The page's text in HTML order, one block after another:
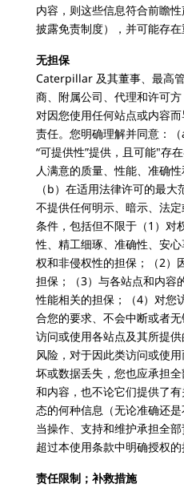
内容，则这些信息符合前瞻
披露免责制度），并可能存在
无担保
Caterpillar 及其董事、最高
商、附属公司、代理和许可方
对因您使用任何站点或内容
责任。您明确理解并同意：
“可提供性”提供，且可能"存
人满意的质量、性能、准确
（b）在适用法律许可的最
不提供任何明示、暗示、法
条件，包括但不限于（1）对
性、精工细琢、准确性、安
权和非侵权性的担保；（2）
担保；（3）与各站点和内容
性能相关的担保；（4）对您
合您的要求、不会中断或者
访问或使用各站点及其所提
风险，对于因此类访问或使
坏或数据丢失，您也应承担
和内容，也不论它们提供了
态的何种信息（无论准确还
当操作、支持和维护承担全
超过本使用条款中明确授权的
责任限制；补救措施